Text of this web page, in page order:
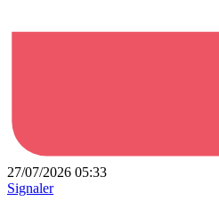
27/07/2026 05:33
Signaler